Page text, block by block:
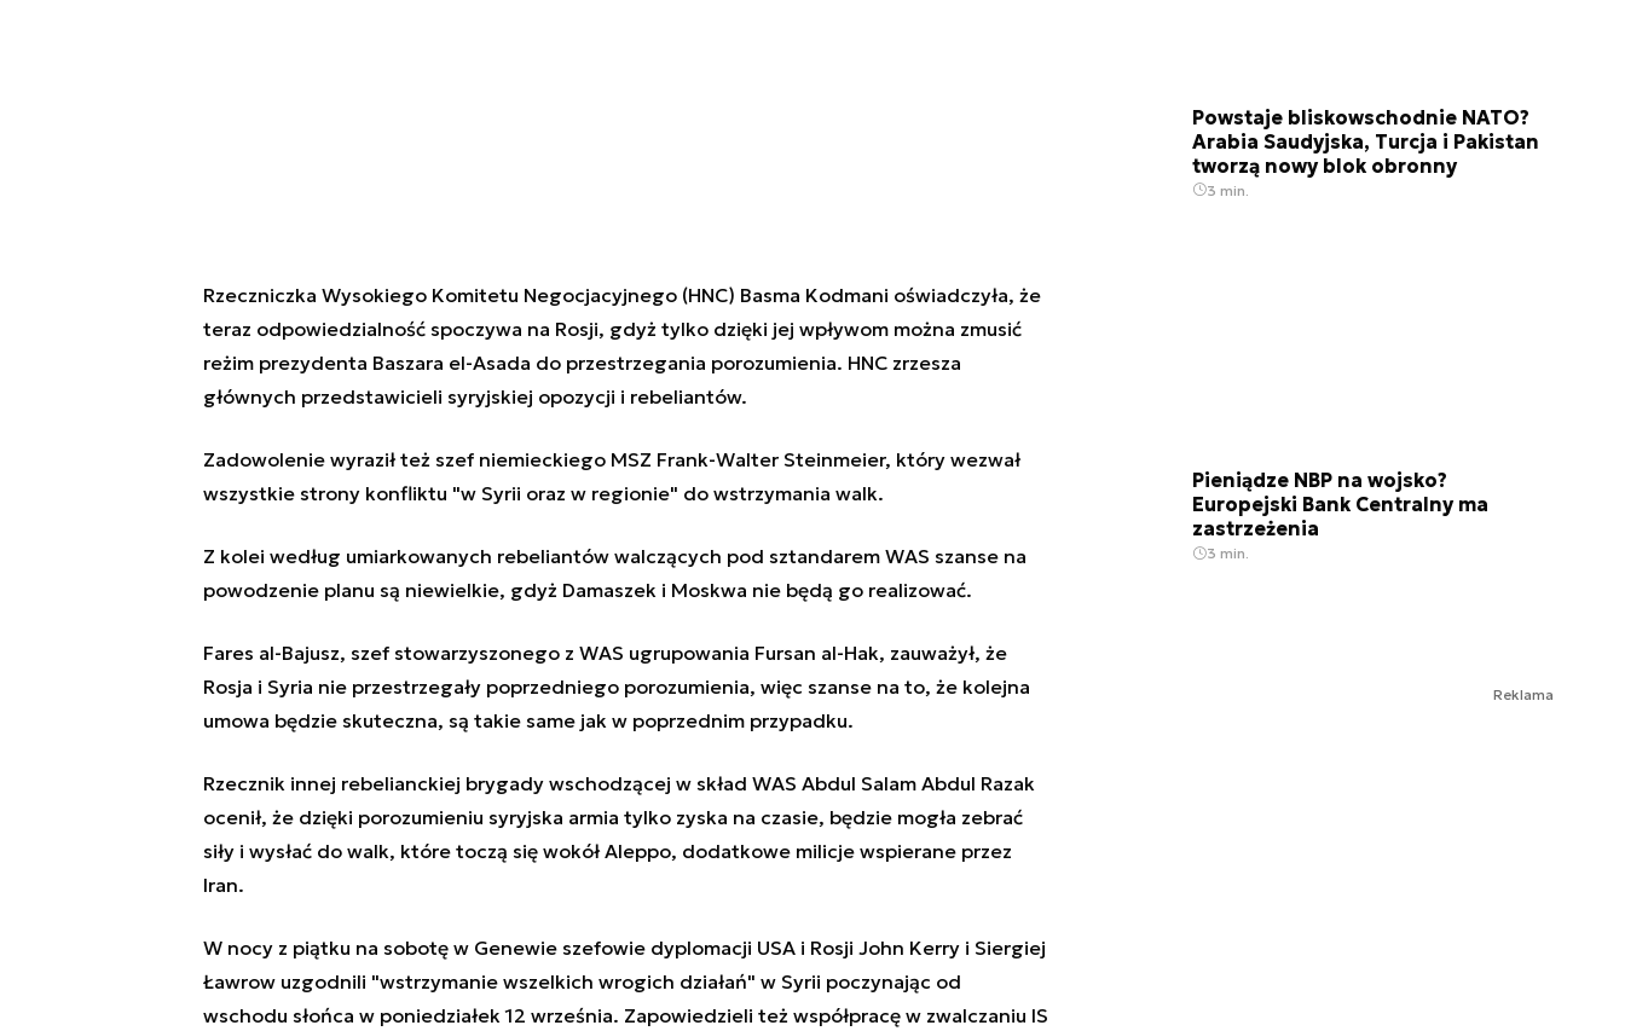
Rzeczniczka Wysokiego Komitetu Negocjacyjnego (HNC) Basma Kodmani oświadczyła, że
teraz odpowiedzialność spoczywa na Rosji, gdyż tylko dzięki jej wpływom można zmusić
reżim prezydenta Baszara el-Asada do przestrzegania porozumienia. HNC zrzesza
głównych przedstawicieli syryjskiej opozycji i rebeliantów.
Zadowolenie wyraził też szef niemieckiego MSZ Frank-Walter Steinmeier, który wezwał
wszystkie strony konfliktu "w Syrii oraz w regionie" do wstrzymania walk.
Z kolei według umiarkowanych rebeliantów walczących pod sztandarem WAS szanse na
powodzenie planu są niewielkie, gdyż Damaszek i Moskwa nie będą go realizować.
Fares al-Bajusz, szef stowarzyszonego z WAS ugrupowania Fursan al-Hak, zauważył, że
Rosja i Syria nie przestrzegały poprzedniego porozumienia, więc szanse na to, że kolejna
umowa będzie skuteczna, są takie same jak w poprzednim przypadku.
Rzecznik innej rebelianckiej brygady wschodzącej w skład WAS Abdul Salam Abdul Razak
ocenił, że dzięki porozumieniu syryjska armia tylko zyska na czasie, będzie mogła zebrać
siły i wysłać do walk, które toczą się wokół Aleppo, dodatkowe milicje wspierane przez
Iran.
W nocy z piątku na sobotę w Genewie szefowie dyplomacji USA i Rosji John Kerry i Siergiej
Ławrow uzgodnili "wstrzymanie wszelkich wrogich działań" w Syrii poczynając od
wschodu słońca w poniedziałek 12 września. Zapowiedzieli też współpracę w zwalczaniu IS
Powstaje bliskowschodnie NATO?
Arabia Saudyjska, Turcja i Pakistan
tworzą nowy blok obronny
3 min.
Pieniądze NBP na wojsko?
Europejski Bank Centralny ma
zastrzeżenia
3 min.
Reklama